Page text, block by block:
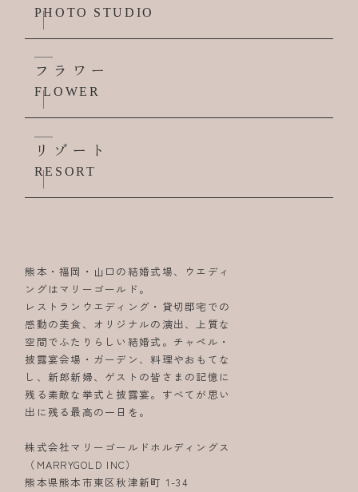
PHOTO STUDIO
フラワー
FLOWER
リゾート
RESORT
熊本・福岡・山口の結婚式場、ウエディ
ングはマリーゴールド。
レストランウエディング・貸切邸宅での
感動の美食、オリジナルの演出、上質な
空間でふたりらしい結婚式。チャペル・
披露宴会場・ガーデン、料理やおもてな
し、新郎新婦、ゲストの皆さまの記憶に
残る素敵な挙式と披露宴。すべてが思い
出に残る最高の一日を。
株式会社マリーゴールドホルディングス
（MARRYGOLD INC）
熊本県熊本市東区秋津新町 1-34